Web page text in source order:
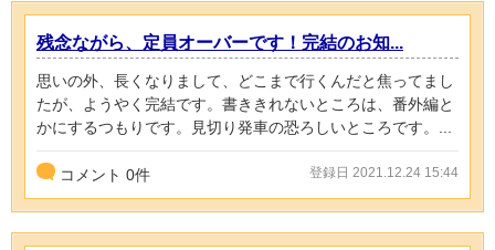
残念ながら、定員オーバーです！完結のお知...
思いの外、長くなりまして、どこまで行くんだと焦ってまし
たが、ようやく完結です。書ききれないところは、番外編と
かにするつもりです。見切り発車の恐ろしいところです。...
コメント 0件 登録日 2021.12.24 15:44